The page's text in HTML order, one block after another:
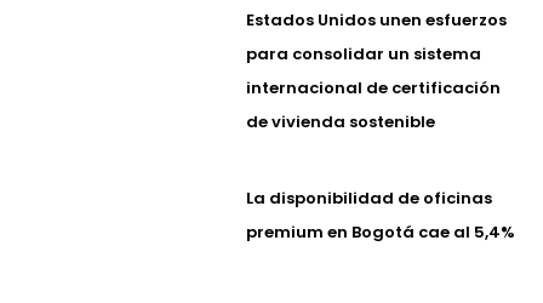
Estados Unidos unen esfuerzos
para consolidar un sistema
internacional de certificación
de vivienda sostenible
La disponibilidad de oficinas
premium en Bogotá cae al 5,4%